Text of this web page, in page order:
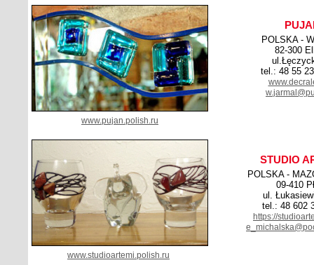
POLSKA -
82-300
tel.: 48 55
www.pujan.polish.ru
STUDIO
POLSKA -
09-410
ul.
tel.: 48 602
https://
www.studioartemi.polish.ru